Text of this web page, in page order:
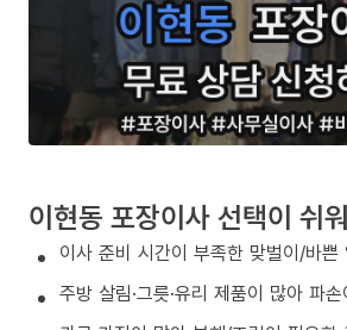
이현동 포장이사 선택이 쉬
이사 준비 시간이 부족한 맞벌이/바쁜
주방 살림·그릇·유리 제품이 많아 파